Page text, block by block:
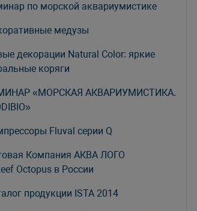
по морской аквариумистике
медузы
декорации Natural Color: яркие
коряги
«МОРСКАЯ АКВАРИУМИСТИКА.
Fluval серии Q
Компания АКВА ЛОГО
Octopus в России
продукции ISTA 2014